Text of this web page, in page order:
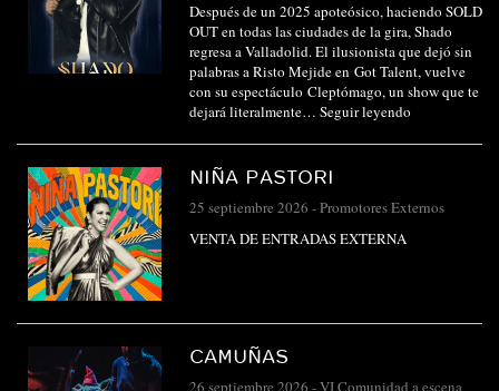
Después de un 2025 apoteósico, haciendo SOLD
OUT en todas las ciudades de la gira, Shado
regresa a Valladolid. El ilusionista que dejó sin
palabras a Risto Mejide en Got Talent, vuelve
con su espectáculo Cleptómago, un show que te
dejará literalmente… Seguir leyendo
NIÑA PASTORI
25 septiembre 2026 -Promotores Externos
VENTA DE ENTRADAS EXTERNA
CAMUÑAS
26 septiembre 2026 -VI Comunidad a escena